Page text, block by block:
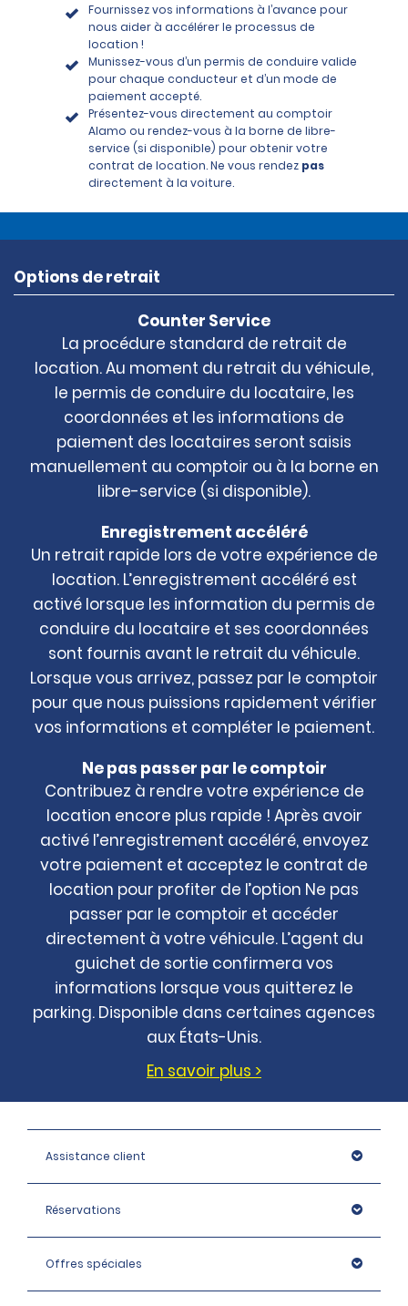
Fournissez vos informations à l’avance pour
nous aider à accélérer le processus de
location !
Munissez-vous d’un permis de conduire valide
pour chaque conducteur et d’un mode de
paiement accepté.
Présentez-vous directement au comptoir
Alamo ou rendez-vous à la borne de libre-
service (si disponible) pour obtenir votre
contrat de location. Ne vous rendez pas
directement à la voiture.
Options de retrait
Counter Service
La procédure standard de retrait de
location. Au moment du retrait du véhicule,
le permis de conduire du locataire, les
coordonnées et les informations de
paiement des locataires seront saisis
manuellement au comptoir ou à la borne en
libre-service (si disponible).
Enregistrement accéléré
Un retrait rapide lors de votre expérience de
location. L’enregistrement accéléré est
activé lorsque les information du permis de
conduire du locataire et ses coordonnées
sont fournis avant le retrait du véhicule.
Lorsque vous arrivez, passez par le comptoir
pour que nous puissions rapidement vérifier
vos informations et compléter le paiement.
Ne pas passer par le comptoir
Contribuez à rendre votre expérience de
location encore plus rapide ! Après avoir
activé l’enregistrement accéléré, envoyez
votre paiement et acceptez le contrat de
location pour profiter de l’option Ne pas
passer par le comptoir et accéder
directement à votre véhicule. L’agent du
guichet de sortie confirmera vos
informations lorsque vous quitterez le
parking. Disponible dans certaines agences
aux États-Unis.
En savoir plus >
Assistance client
Réservations
Offres spéciales